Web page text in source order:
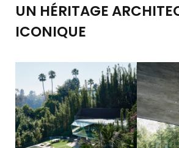
UN HÉRITAGE
ICONIQUE